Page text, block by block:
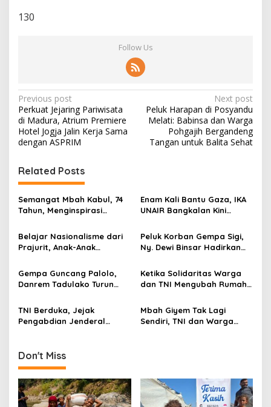
130
Follow Us
P
o
s
n
a
v
g
a
t
i
o
n
Previous post
Perkuat Jejaring Pariwisata
di Madura, Atrium Premiere
Hotel Jogja Jalin Kerja Sama
dengan ASPRIM
Next post
Peluk Harapan di Posyandu
Melati: Babinsa dan Warga
Pohgajih Bergandeng
Tangan untuk Balita Sehat
Related Posts
Semangat Mbah Kabul, 74
Tahun, Menginspirasi
Jembatan Garuda
Enam Kali Bantu Gaza, IKA
UNAIR Bangkalan Kini
10.000 Pengungsi
Belajar Nasionalisme dari
Prajurit, Anak-Anak
512/QY
Peluk Korban Gempa Sigi,
Ny. Dewi Binsar Hadirkan
Healing untuk Anak-Anak
Gempa Guncang Palolo,
Danrem Tadulako Turun
Terdampak
Ketika Solidaritas Warga
dan TNI Mengubah Rumah
Baru
TNI Berduka, Jejak
Pengabdian Jenderal
Mbah Giyem Tak Lagi
Sendiri, TNI dan Warga
Don't Miss